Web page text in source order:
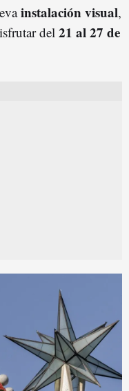
instalaciónvisual,
del 21 al 27 de